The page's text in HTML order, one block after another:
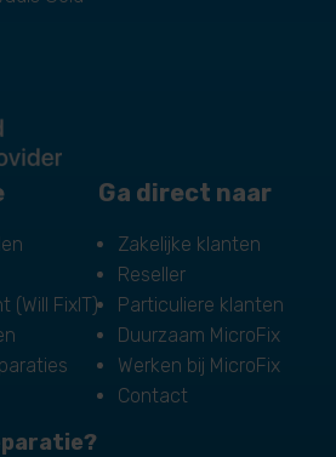
(Will FixIT)
Ga direct naar
Zakelijke klanten
Reseller
Particuliere klanten
Duurzaam MicroFix
Werken bij MicroFix
Contact